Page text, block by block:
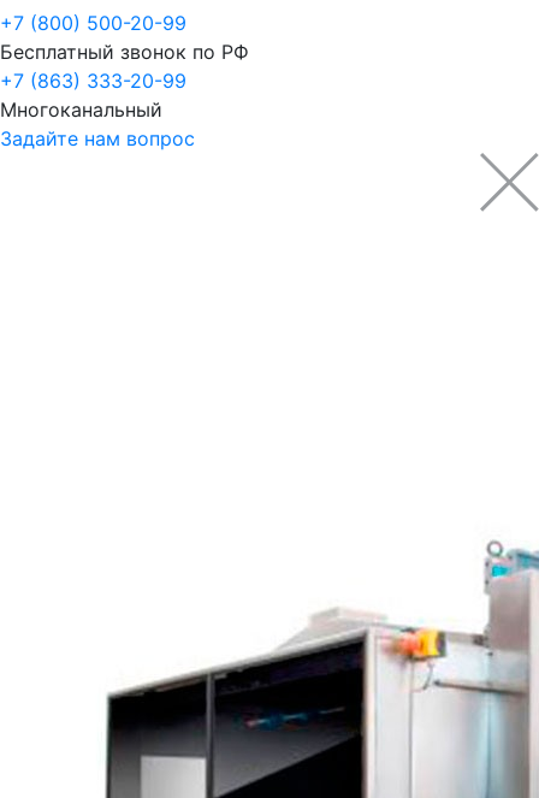
+7 (800) 500-20-99
Бесплатный звонок по РФ
+7 (863) 333-20-99
Многоканальный
Задайте нам вопрос